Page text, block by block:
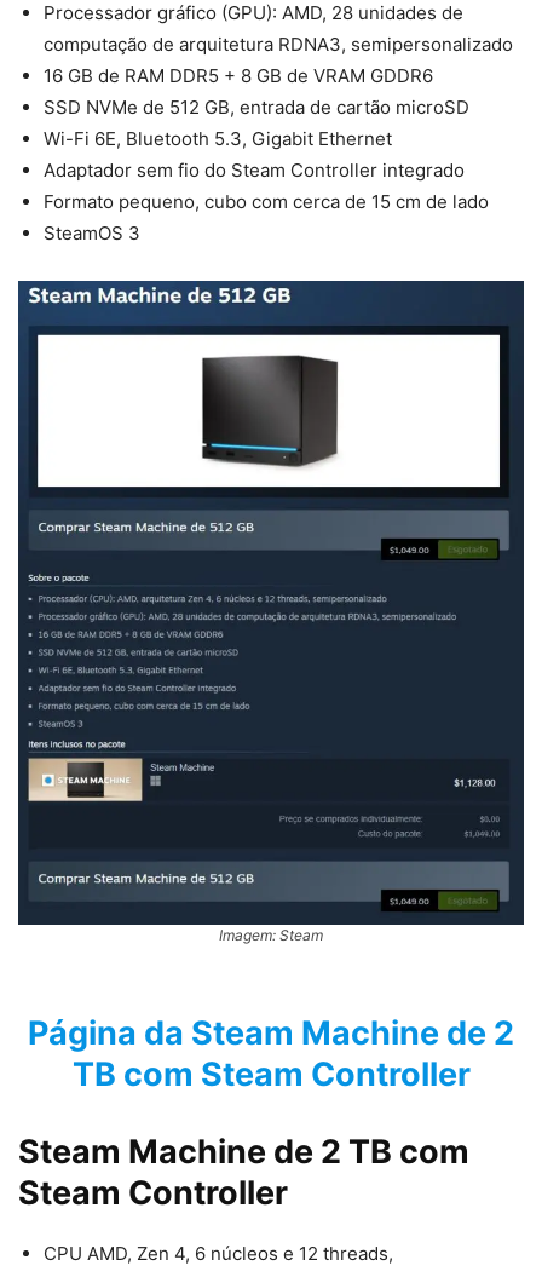
Processador gráfico (GPU): AMD, 28 unidades de
computação de arquitetura RDNA3, semipersonalizado
16 GB de RAM DDR5 + 8 GB de VRAM GDDR6
SSD NVMe de 512 GB, entrada de cartão microSD
Wi-Fi 6E, Bluetooth 5.3, Gigabit Ethernet
Adaptador sem fio do Steam Controller integrado
Formato pequeno, cubo com cerca de 15 cm de lado
SteamOS 3
Imagem: Steam
Página da Steam Machine de 2
TB com Steam Controller
Steam Machine de 2 TB com
Steam Controller
CPU AMD, Zen 4, 6 núcleos e 12 threads,